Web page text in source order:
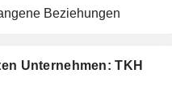
Beziehungen
Unternehmen: TKH